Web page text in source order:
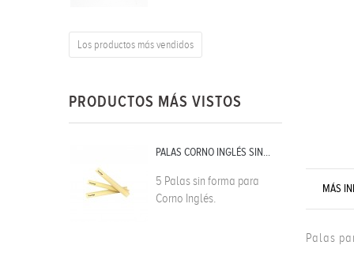
Los productos más vendidos
PRODUCTOS MÁS VISTOS
PALAS CORNO INGLÉS SIN...
5 Palas sin forma para
Corno Inglés.
MÁS
Palas